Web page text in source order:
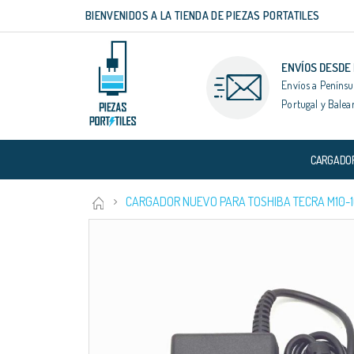
contenido
BIENVENIDOS A LA TIENDA DE PIEZAS PORTATILES
ENVÍOS
Envíos a
Portugal y
CARGADOR NUEVO PARA TOSHIBA TECRA